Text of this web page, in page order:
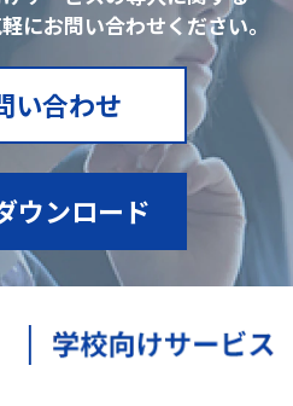
にお問い合わせください。
い合わせ
ウンロード